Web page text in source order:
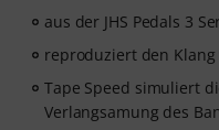
aus der JHS Pedals 3
reproduziert den Klang
Tape Speed simuliert
Verlangsamung des